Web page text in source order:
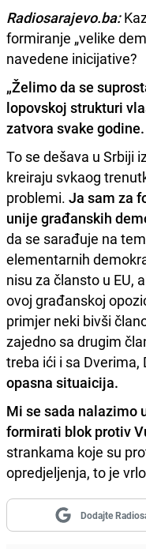
Radiosarajevo.ba:
formiranje „velike
navedene inicijative?
„Želimo da se
lopovskoj strukturi
zatvora svake godine.
To se dešava u Srbiji
kreiraju svkaog
problemi. Ja sam za
unije građanskih
da se sarađuje na
elementarnih
nisu za člansto u EU,
ovoj građanskoj
primjer neki bivši
zajedno sa drugim
treba ići i sa Dverima,
opasna situaicija.
Mi se sada nalazimo
formirati blok protiv
strankama koje su
opredjeljenja, to je
Dodajte